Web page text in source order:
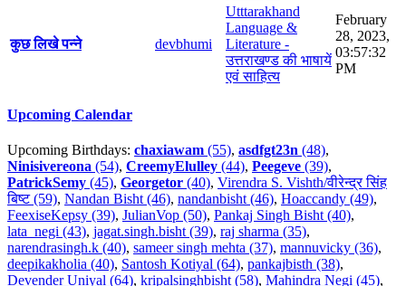
कुछ लिखे पन्ने devbhumi
Utttarakhand
Language &
Literature -
उत्तराखण्ड की भाषायें
एवं साहित्य
February
28, 2023,
03:57:32
PM
Upcoming Calendar
Upcoming Birthdays: chaxiawam (55), asdfgt23n (48),
Ninisivereona (54), CreemyElulley (44), Peegeve (39),
PatrickSemy (45), Georgetor (40), Virendra S. Vishth/वीरेन्द्र सिंह
बिष्ट (59), Nandan Bisht (46), nandanbisht (46), Hoaccandy (49),
FeexiseKepsy (39), JulianVop (50), Pankaj Singh Bisht (40),
lata_negi (43), jagat.singh.bisht (39), raj sharma (35),
narendrasingh.k (40), sameer singh mehta (37), mannuvicky (36),
deepikakholia (40), Santosh Kotiyal (64), pankajbisth (38),
Devender Uniyal (64), kripalsinghbisht (58), Mahindra Negi (45),